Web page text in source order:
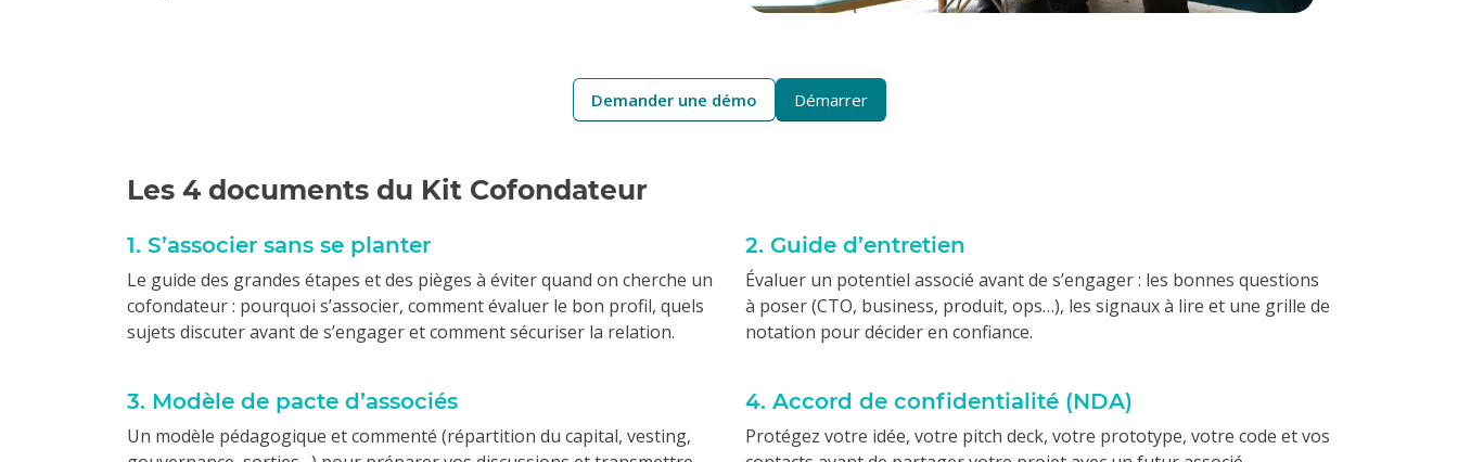
Demander une démo Démarrer
Les 4 documents du Kit Cofondateur
1. S’associer sans se planter
Le guide des grandes étapes et des pièges à éviter quand on cherche un
cofondateur : pourquoi s’associer, comment évaluer le bon profil, quels
sujets discuter avant de s’engager et comment sécuriser la relation.
2. Guide d’entretien
Évaluer un potentiel associé avant de s’engager : les bonnes questions
à poser (CTO, business, produit, ops…), les signaux à lire et une grille de
notation pour décider en confiance.
3. Modèle de pacte d’associés
Un modèle pédagogique et commenté (répartition du capital, vesting,
4. Accord de confidentialité (NDA)
Protégez votre idée, votre pitch deck, votre prototype, votre code et vos